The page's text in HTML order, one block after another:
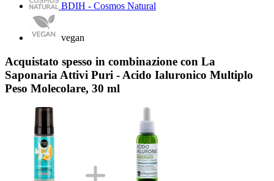
BDIH - Cosmos Natural
vegan
Acquistato spesso in combinazione con La
Saponaria Attivi Puri - Acido Ialuronico Multiplo
Peso Molecolare, 30 ml